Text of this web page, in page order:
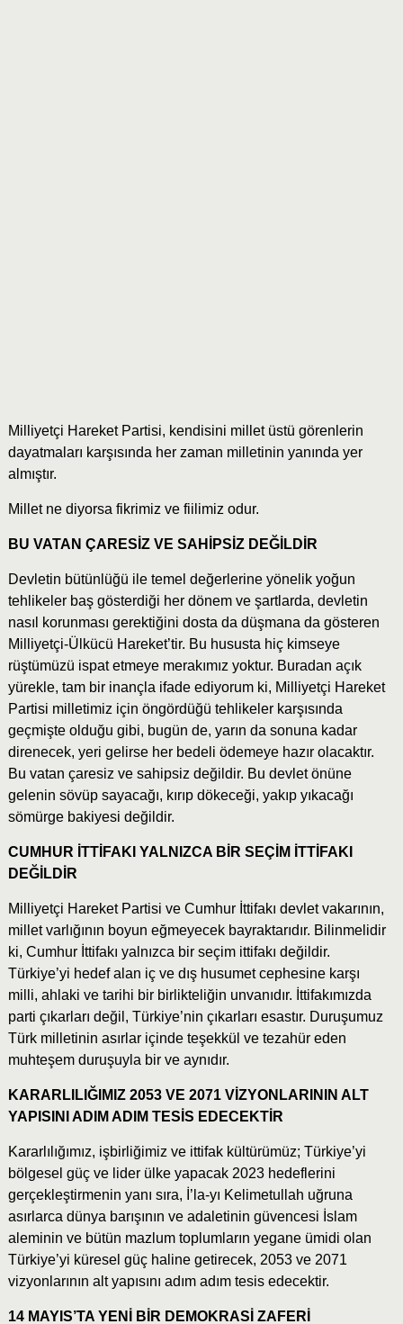
Milliyetçi Hareket Partisi, kendisini millet üstü görenlerin
dayatmaları karşısında her zaman milletinin yanında yer
almıştır.
Millet ne diyorsa fikrimiz ve fiilimiz odur.
BU VATAN ÇARESİZ VE SAHİPSİZ DEĞİLDİR
Devletin bütünlüğü ile temel değerlerine yönelik yoğun
tehlikeler baş gösterdiği her dönem ve şartlarda, devletin
nasıl korunması gerektiğini dosta da düşmana da gösteren
Milliyetçi-Ülkücü Hareket’tir. Bu hususta hiç kimseye
rüştümüzü ispat etmeye merakımız yoktur. Buradan açık
yürekle, tam bir inançla ifade ediyorum ki, Milliyetçi Hareket
Partisi milletimiz için öngördüğü tehlikeler karşısında
geçmişte olduğu gibi, bugün de, yarın da sonuna kadar
direnecek, yeri gelirse her bedeli ödemeye hazır olacaktır.
Bu vatan çaresiz ve sahipsiz değildir. Bu devlet önüne
gelenin sövüp sayacağı, kırıp dökeceği, yakıp yıkacağı
sömürge bakiyesi değildir.
CUMHUR İTTİFAKI YALNIZCA BİR SEÇİM İTTİFAKI
DEĞİLDİR
Milliyetçi Hareket Partisi ve Cumhur İttifakı devlet vakarının,
millet varlığının boyun eğmeyecek bayraktarıdır. Bilinmelidir
ki, Cumhur İttifakı yalnızca bir seçim ittifakı değildir.
Türkiye’yi hedef alan iç ve dış husumet cephesine karşı
milli, ahlaki ve tarihi bir birlikteliğin unvanıdır. İttifakımızda
parti çıkarları değil, Türkiye’nin çıkarları esastır. Duruşumuz
Türk milletinin asırlar içinde teşekkül ve tezahür eden
muhteşem duruşuyla bir ve aynıdır.
KARARLILIĞIMIZ 2053 VE 2071 VİZYONLARININ ALT
YAPISINI ADIM ADIM TESİS EDECEKTİR
Kararlılığımız, işbirliğimiz ve ittifak kültürümüz; Türkiye’yi
bölgesel güç ve lider ülke yapacak 2023 hedeflerini
gerçekleştirmenin yanı sıra, İ’la-yı Kelimetullah uğruna
asırlarca dünya barışının ve adaletinin güvencesi İslam
aleminin ve bütün mazlum toplumların yegane ümidi olan
Türkiye’yi küresel güç haline getirecek, 2053 ve 2071
vizyonlarının alt yapısını adım adım tesis edecektir.
14 MAYIS’TA YENİ BİR DEMOKRASİ ZAFERİ